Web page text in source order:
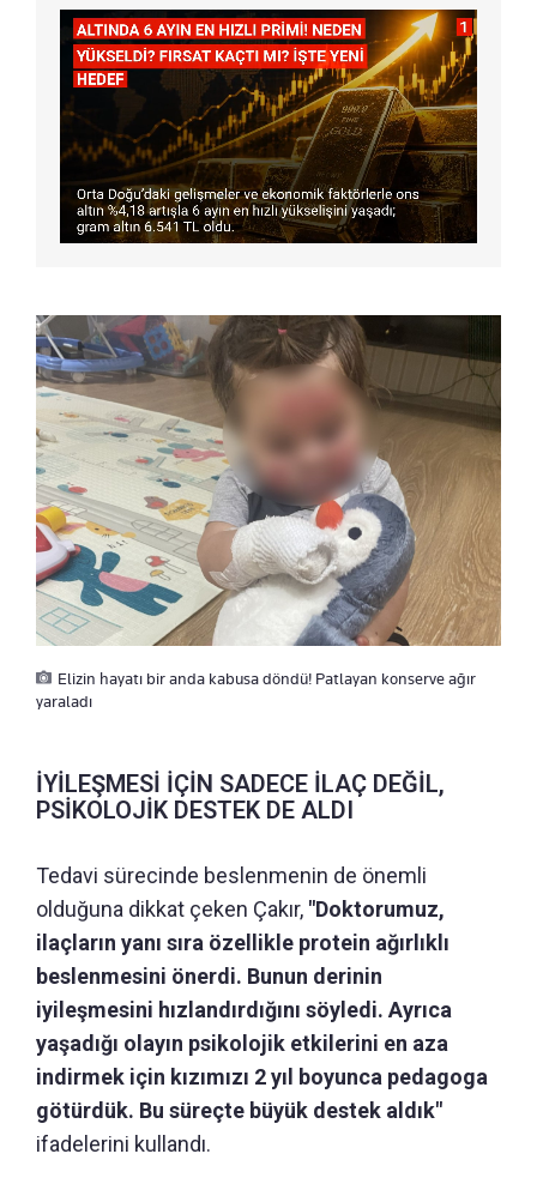
Elizin hayatı bir anda kabusa döndü! Patlayan konserve ağır
yaraladı
İYİLEŞMESİ İÇİN SADECE İLAÇ DEĞİL,
PSİKOLOJİK DESTEK DE ALDI
Tedavi sürecinde beslenmenin de önemli
olduğuna dikkat çeken Çakır, "Doktorumuz,
ilaçların yanı sıra özellikle protein ağırlıklı
beslenmesini önerdi. Bunun derinin
iyileşmesini hızlandırdığını söyledi. Ayrıca
yaşadığı olayın psikolojik etkilerini en aza
indirmek için kızımızı 2 yıl boyunca pedagoga
götürdük. Bu süreçte büyük destek aldık"
ifadelerini kullandı.